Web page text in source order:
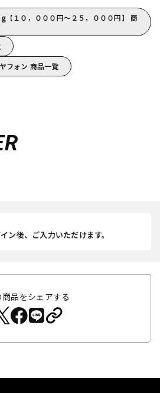
１０，０００円～２５，０００円】 商
フォン 商品一覧
ン後、ご入力いただけます。
商品をシェアする